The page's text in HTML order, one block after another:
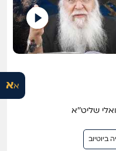
אא
ביוטיוב